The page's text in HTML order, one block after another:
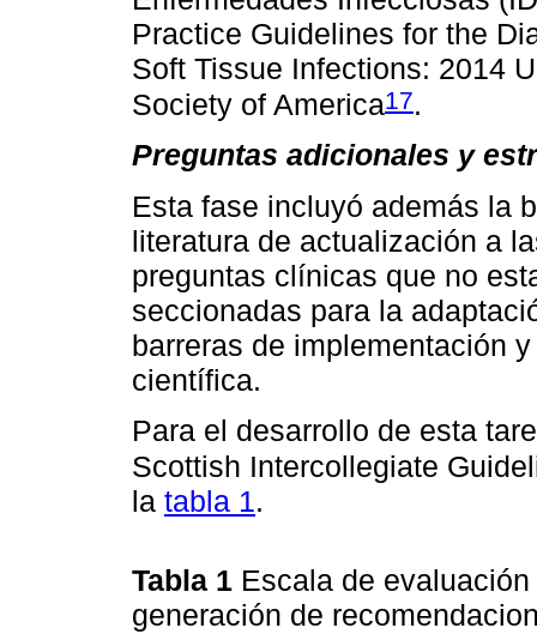
Practice Guidelines for the
Soft Tissue Infections: 2014
Society of America17.
Preguntas adicionales y
Esta fase incluyó además la
literatura de actualización a
preguntas clínicas que no
seccionadas para la
barreras de implementación
científica.
Para el desarrollo de esta
Scottish Intercollegiate
la tabla 1.
Tabla 1 Escala de
generación de